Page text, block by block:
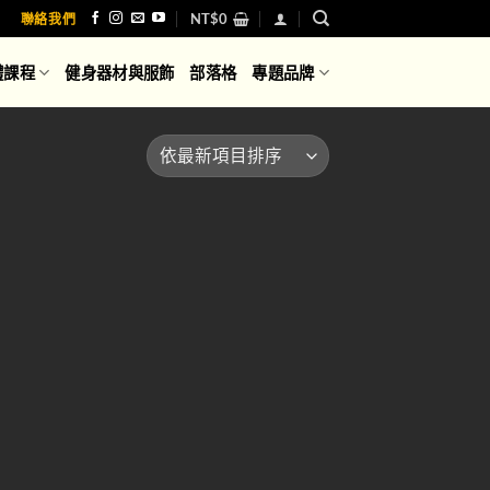
聯絡我們 NT$0
課程 健身器材與服飾 部落格 專題品牌